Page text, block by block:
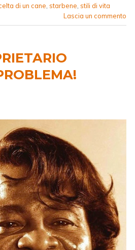
di un cane starbene stili di vita
Lascia un commento